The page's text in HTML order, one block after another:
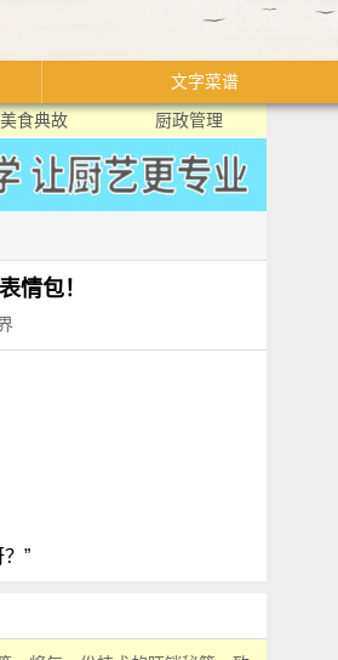
文字菜谱
美食典故 厨政管理
情包！
”